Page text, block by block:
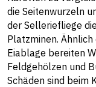
die Seitenwurzeln
der Selleriefliege
Platzminen.
Eiablage bereiten
Feldgehölzen und
Schäden sind beim